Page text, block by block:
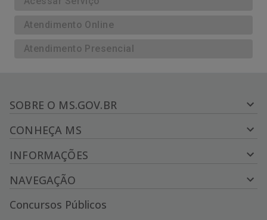
Atendimento Online
Atendimento Presencial
SOBRE O MS.GOV.BR
CONHEÇA MS
INFORMAÇÕES
NAVEGAÇÃO
Concursos Públicos